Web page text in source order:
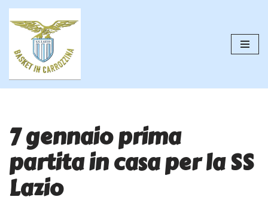
contenuto
7 gennaio prima
partita in casa per la SS
Lazio